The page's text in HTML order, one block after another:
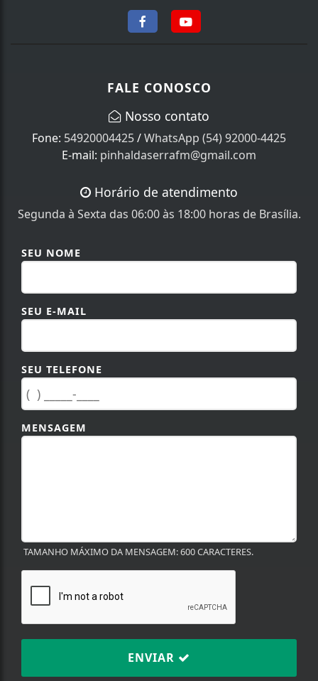
FALE CONOSCO
Nosso contato
Fone: 54920004425/WhatsApp (54) 92000-4425
E-mail: pinhaldaserrafm@gmail.com
Horário de atendimento
Segunda à Sexta das 06:00 às 18:00 horas de Brasília.
SEU NOME
SEU E-MAIL
SEU TELEFONE
MENSAGEM
TAMANHO MÁXIMO DA MENSAGEM: 600 CARACTERES.
ENVIAR